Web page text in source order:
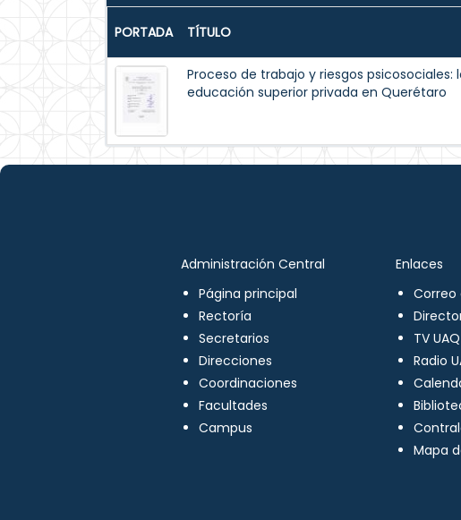
PORTADA TÍTULO
Proceso de trabajo y riesgos psicosociales:
educación superior privada en Querétaro
Administración Central
Página principal
Rectoría
Secretarios
Direcciones
Coordinaciones
Facultades
Campus
Enlaces
Correo
TV UAQ
Radio
Mapa